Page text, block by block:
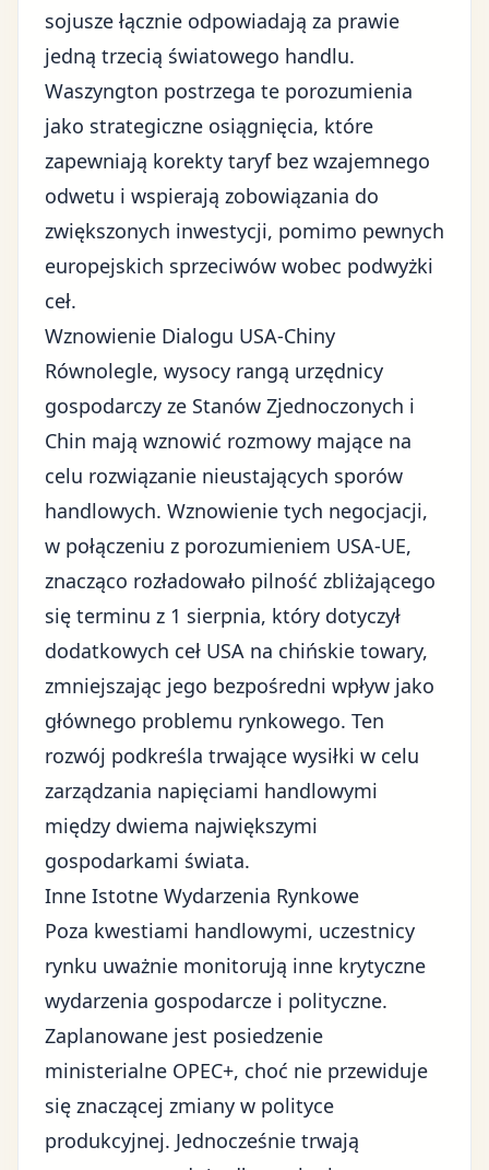
sojusze łącznie odpowiadają za prawie
jedną trzecią światowego handlu.
Waszyngton postrzega te porozumienia
jako strategiczne osiągnięcia, które
zapewniają korekty taryf bez wzajemnego
odwetu i wspierają zobowiązania do
zwiększonych inwestycji, pomimo pewnych
europejskich sprzeciwów wobec podwyżki
ceł.
Wznowienie Dialogu USA-Chiny
Równolegle, wysocy rangą urzędnicy
gospodarczy ze Stanów Zjednoczonych i
Chin mają wznowić rozmowy mające na
celu rozwiązanie nieustających sporów
handlowych. Wznowienie tych negocjacji,
w połączeniu z porozumieniem USA-UE,
znacząco rozładowało pilność zbliżającego
się terminu z 1 sierpnia, który dotyczył
dodatkowych ceł USA na chińskie towary,
zmniejszając jego bezpośredni wpływ jako
głównego problemu rynkowego. Ten
rozwój podkreśla trwające wysiłki w celu
zarządzania napięciami handlowymi
między dwiema największymi
gospodarkami świata.
Inne Istotne Wydarzenia Rynkowe
Poza kwestiami handlowymi, uczestnicy
rynku uważnie monitorują inne krytyczne
wydarzenia gospodarcze i polityczne.
Zaplanowane jest posiedzenie
ministerialne OPEC+, choć nie przewiduje
się znaczącej zmiany w polityce
produkcyjnej. Jednocześnie trwają